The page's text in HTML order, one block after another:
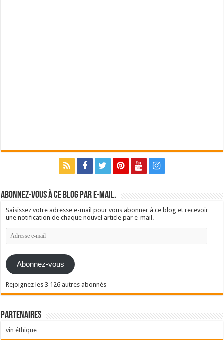
Abonnez-vous à ce blog par e-mail.
Saisissez votre adresse e-mail pour vous abonner à ce blog et recevoir
une notification de chaque nouvel article par e-mail.
Adresse
e-
Abonnez-vous
Rejoignez les 3 126 autres abonnés
Partenaires
vin éthique